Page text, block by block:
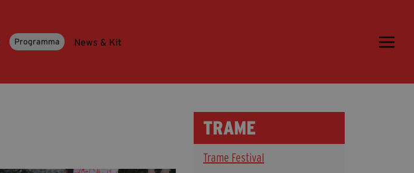
Programma News & Kit
Ospiti | Trame.15
Media & Press
News & Kit
TRAME
Trame Festival